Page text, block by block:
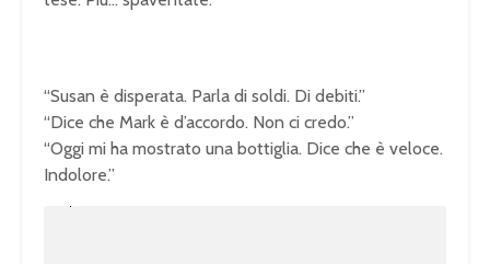
“Susan è disperata. Parla di soldi. Di debiti.”
“Dice che Mark è d’accordo. Non ci credo.”
“Oggi mi ha mostrato una bottiglia. Dice che è veloce.
Indolore.”